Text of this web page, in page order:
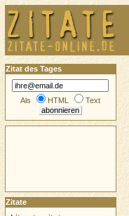
Zitat des Tages
Als HTML Text
Zitate